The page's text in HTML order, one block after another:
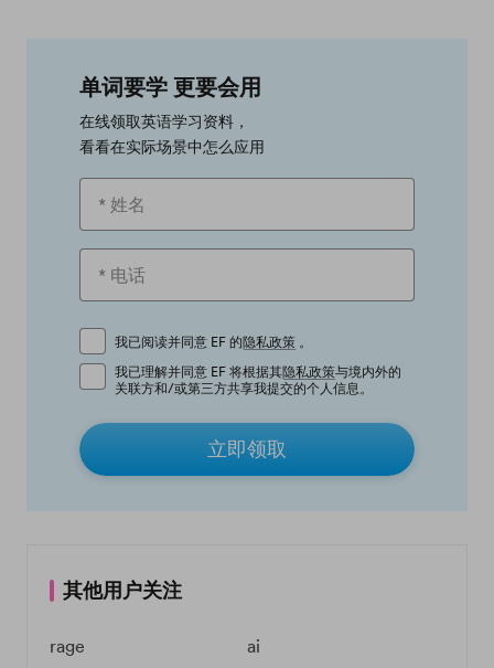
单词要学 更要会用
在线领取英语学习资料，
看看在实际场景中怎么应用
我已阅读并同意 EF 的隐私政策 。
我已理解并同意 EF 将根据其隐私政策与境内外的
关联方和/或第三方共享我提交的个人信息。
立即领取
其他用户关注
rage
ai